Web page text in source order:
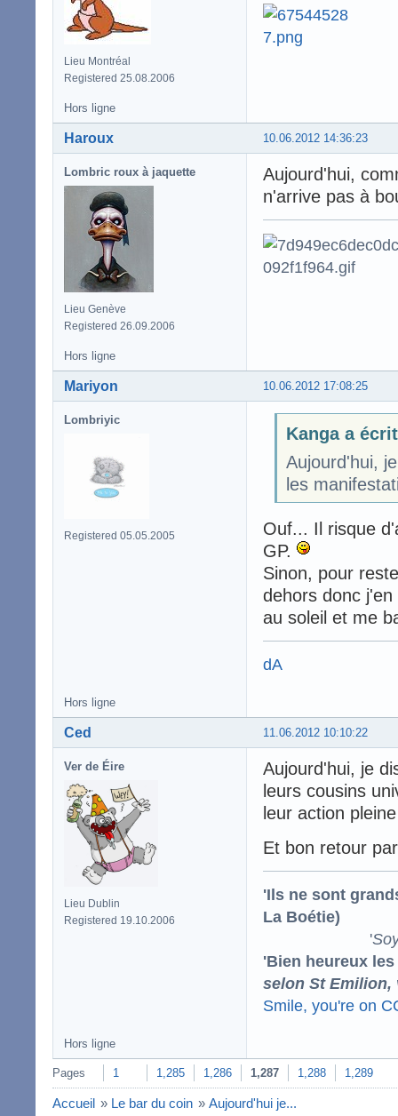
Lieu Montréal
Registered 25.08.2006
Hors ligne
10.06.2012 14:36:23
Haroux
Lombric roux à jaquette
Lieu Genève
Registered 26.09.2006
Aujourd'hui,
n'arrive pas à
Hors ligne
10.06.2012 17:08:25
Mariyon
Lombriyic
Registered 05.05.2005
Kanga a écrit
Aujourd'hui,
les
Ouf... Il risque
GP.
Sinon, pour
dehors donc
au soleil et me
dA
Hors ligne
11.06.2012 10:10:22
Ced
Ver de Éire
Lieu Dublin
Registered 19.10.2006
Aujourd'hui, je
leurs cousins
leur action
Et bon retour
'Ils ne sont
La Boétie)
'
'Bien heureux
selon St Emilion,
Smile, you're on
Hors ligne
Pages 1 1,285 1,286 1,287 1,288 1,289
Accueil » Le bar du coin » Aujourd'hui je...